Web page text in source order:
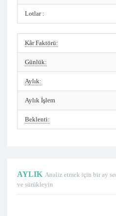
Lotlar :
Kâr Faktörü:
Günlük:
Aylık:
Aylık İşlem
Beklenti:
AYLIK Analiz etmek için bir ay
ve sürükleyin